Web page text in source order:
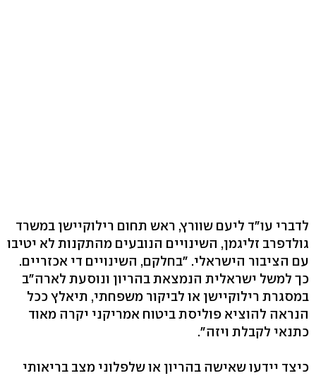
לדברי עו"ד ליעם שוורץ, ראש תחום רילוקיישן במשרד
גולדפרב זליגמן, השינויים הנובעים מהתקנות לא יטיבו
עם הציבור הישראלי. "בחלקם, השינויים די אכזריים.
כך למשל ישראלית הנמצאת בהריון ונוסעת לארה"ב
במסגרת רילוקיישן או לביקור משפחתי, תיאלץ ככל
הנראה להוציא פוליסת ביטוח אמריקני יקרה מאוד
כתנאי לקבלת ויזה".
כיצד יידעו שאישה בהריון או שלפלוני מצב בריאותי